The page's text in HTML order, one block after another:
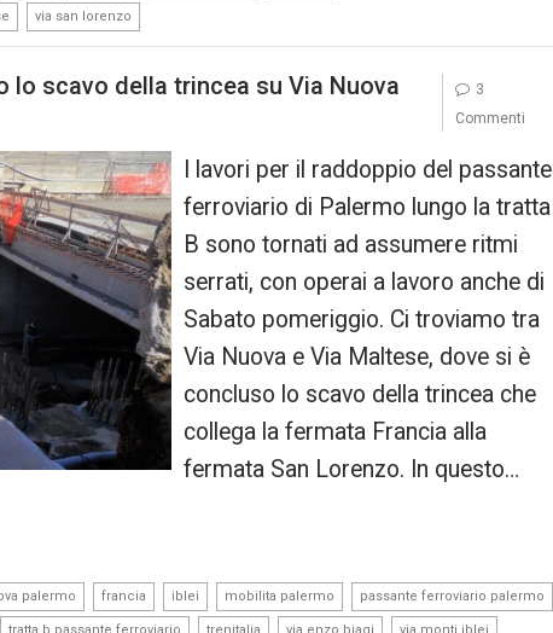
via san lorenzo
lo scavo della trincea su Via Nuova
I lavori per il raddoppio del passante
ferroviario di Palermo lungo la tratta
B sono tornati ad assumere ritmi
serrati, con operai a lavoro anche di
Sabato pomeriggio. Ci troviamo tra
Via Nuova e Via Maltese, dove si è
concluso lo scavo della trincea che
collega la fermata Francia alla
fermata San Lorenzo. In questo…
palermo francia iblei mobilita palermo passante ferroviario palermo
3
Commenti